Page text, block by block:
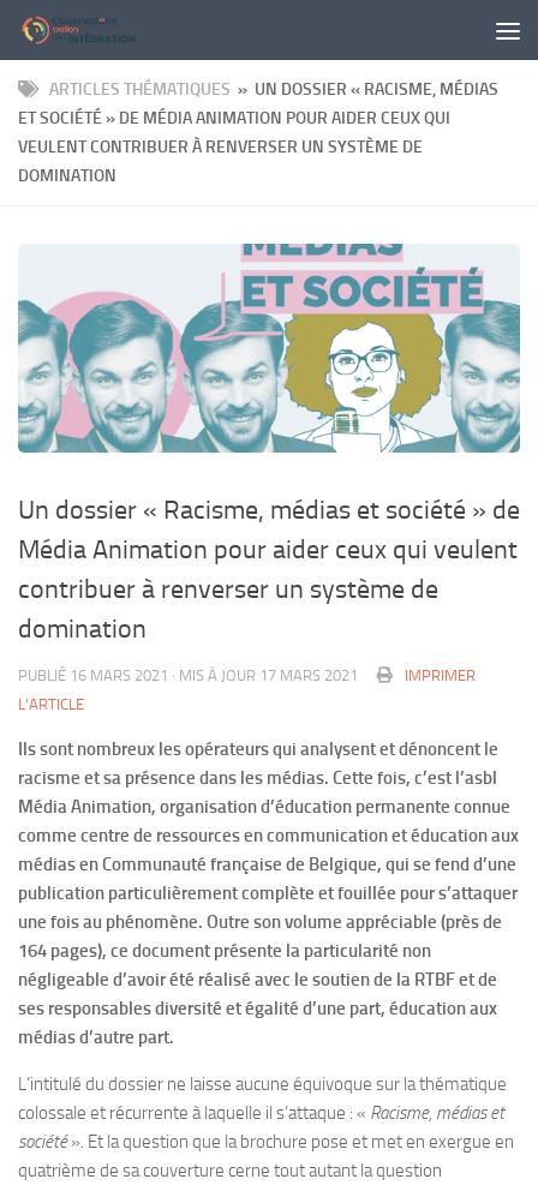
Skip to content
ARTICLES THÉMATIQUES » UN DOSSIER « RACISME, MÉDIAS
ET SOCIÉTÉ » DE MÉDIA ANIMATION POUR AIDER CEUX QUI
VEULENT CONTRIBUER À RENVERSER UN SYSTÈME DE
DOMINATION
Un dossier « Racisme, médias et société » de
Média Animation pour aider ceux qui veulent
contribuer à renverser un système de
domination
PUBLIÉ 16 MARS 2021 · MIS À JOUR 17 MARS 2021
IMPRIMER
L'ARTICLE
Ils sont nombreux les opérateurs qui analysent et dénoncent le
racisme et sa présence dans les médias. Cette fois, c’est l’asbl
Média Animation, organisation d’éducation permanente connue
comme centre de ressources en communication et éducation aux
médias en Communauté française de Belgique, qui se fend d’une
publication particulièrement complète et fouillée pour s’attaquer
une fois au phénomène. Outre son volume appréciable (près de
164 pages), ce document présente la particularité non
négligeable d’avoir été réalisé avec le soutien de la RTBF et de
ses responsables diversité et égalité d’une part, éducation aux
médias d’autre part.
L’intitulé du dossier ne laisse aucune équivoque sur la thématique
colossale et récurrente à laquelle il s’attaque : « Racisme, médias et
société». Et la question que la brochure pose et met en exergue en
quatrième de sa couverture cerne tout autant la question
Panneau de gestion des cookies